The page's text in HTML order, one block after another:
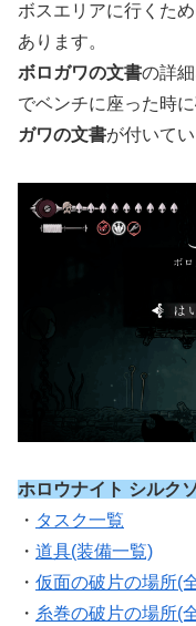
ボスエリアに行くため
あります。
ボロガワの文書の詳
でベンチに座った時
ガワの文書が付いてい
ホロウナイト シルク
・ タスク一覧
・ 道具(装備一覧)
・ 仮面の破片の場所(
・ 糸巻の破片の場所(